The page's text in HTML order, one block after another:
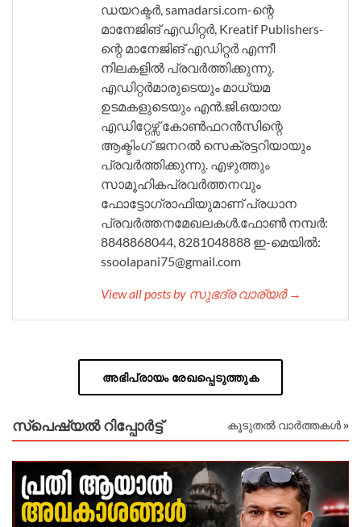
ഡയറക്ടർ, samadarsi.com-ന്റെ
മാനേജിങ് എഡിറ്റർ, Kreatif Publishers-
ന്റെ മാനേജിങ് എഡിറ്റർ എന്നീ
നിലകളിൽ പ്രവർത്തിക്കുന്നു.
എഡിറ്റർമാരുടെയും മാധ്യമ
ഉടമകളുടെയും എൻ.ജി.ഒയായ
എഡിറ്റേഴ്സ് കോൺഫറൻസിന്റെ
ആക്ടിംഗ് ജനറൽ സെക്രട്ടറിയായും
പ്രവർത്തിക്കുന്നു. എഴുത്തും
സാമൂഹികപ്രവർത്തനവും
ഫോട്ടോഗ്രാഫിയുമാണ് പ്രധാന
പ്രവർത്തനമേഖലകൾ.ഫോൺ നമ്പർ:
8848868044, 8281048888 ഇ-മെയിൽ:
ssoolapani75@gmail.com
View all posts by സുഭദ്ര വാര്യർ →
അഭിപ്രായം രേഖപ്പെടുത്തുക
സ്പെഷ്യൽ റിപ്പോര്‍ട്ട് കൂടുതൽ വാർത്തകൾ »